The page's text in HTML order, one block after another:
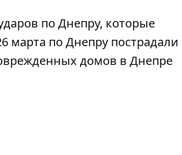
по Днепру, которые
марта по Днепру пострадали
домов в Днепре